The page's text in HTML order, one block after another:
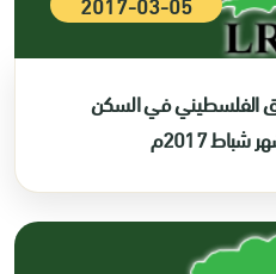
الفلسطيني في السكن
2017م